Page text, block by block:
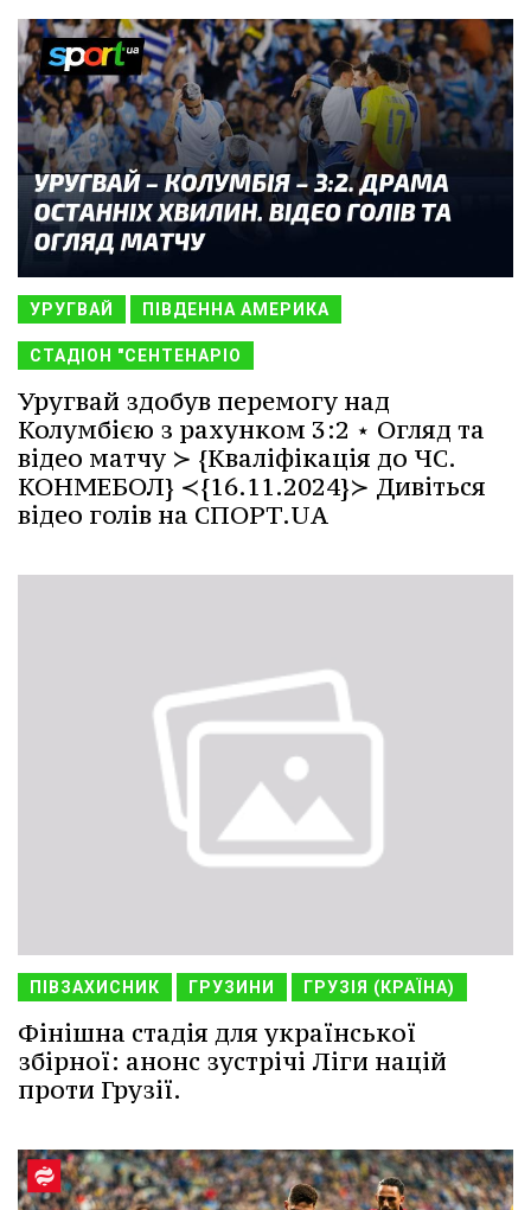
УРУГВАЙ ПІВДЕННА АМЕРИКА
СТАДІОН "СЕНТЕНАРІО
Уругвай здобув перемогу над
Колумбією з рахунком 3:2 ⋆ Огляд та
відео матчу ≻ {Кваліфікація до ЧС.
КОНМЕБОЛ} ≺{16.11.2024}≻ Дивіться
відео голів на СПОРТ.UA
ПІВЗАХИСНИК ГРУЗИНИ ГРУЗІЯ (КРАЇНА)
Фінішна стадія для української
збірної: анонс зустрічі Ліги націй
проти Грузії.